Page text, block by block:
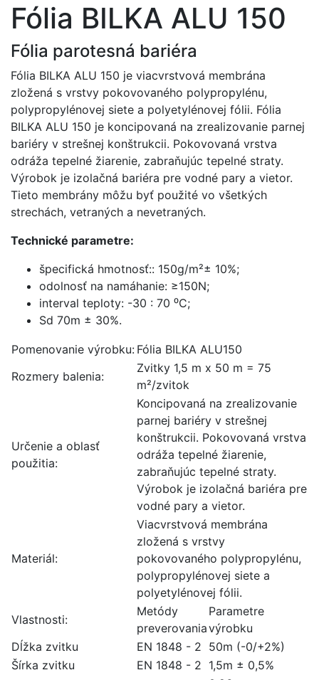
Fólia BILKA ALU 150
Fólia parotesná bariéra
Fólia BILKA ALU 150 je viacvrstvová membrána
zložená s vrstvy pokovovaného polypropylénu,
polypropylénovej siete a polyetylénovej fólii. Fólia
BILKA ALU 150 je koncipovaná na zrealizovanie parnej
bariéry v strešnej konštrukcii. Pokovovaná vrstva
odráža tepelné žiarenie, zabraňujúc tepelné straty.
Výrobok je izolačná bariéra pre vodné pary a vietor.
Tieto membrány môžu byť použité vo všetkých
strechách, vetraných a nevetraných.
Technické parametre:
špecifická hmotnosť:: 150g/m²± 10%;
odolnosť na namáhanie: ≥150N;
interval teploty: -30 : 70 ⁰C;
Sd 70m ± 30%.
Pomenovanie výrobku: Fólia BILKA ALU150
Rozmery balenia:
Zvitky 1,5 m x 50 m = 75
m²/zvitok
Určenie a oblasť
použitia:
Koncipovaná na zrealizovanie
parnej bariéry v strešnej
konštrukcii. Pokovovaná vrstva
odráža tepelné žiarenie,
zabraňujúc tepelné straty.
Výrobok je izolačná bariéra pre
vodné pary a vietor.
Materiál:
Viacvrstvová membrána
zložená s vrstvy
pokovovaného polypropylénu,
polypropylénovej siete a
polyetylénovej fólii.
Vlastnosti:
Metódy
preverovania
Parametre
výrobku
Dĺžka zvitku
EN 1848 - 2 50m (-0/+2%)
Šírka zvitku
EN 1848 - 2 1,5m ± 0,5%